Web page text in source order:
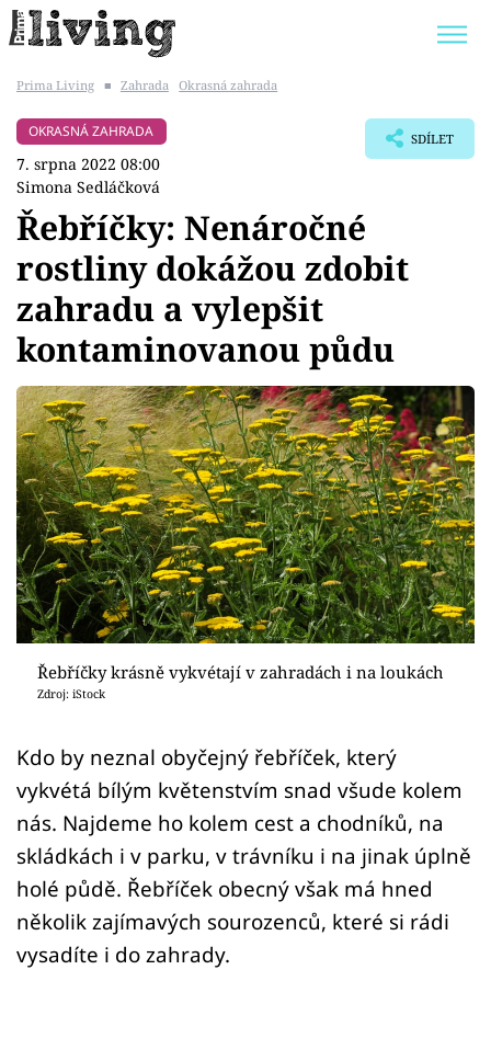
BYDLENÍ SLAVNÝCH
Témata
Bydlení
Zahrada
Design
Sledujte prima+
Přihlášení
Sledujte nás
Prima Living ■ Zahrada Okrasná zahrada
OKRASNÁ ZAHRADA
7. srpna 2022 08:00
Simona Sedláčková
SDÍLET
Řebříčky: Nenáročné
rostliny dokážou zdobit
zahradu a vylepšit
kontaminovanou půdu
Řebříčky krásně vykvétají v zahradách i na loukách
Zdroj: iStock
Kdo by neznal obyčejný řebříček, který
vykvétá bílým květenstvím snad všude kolem
nás. Najdeme ho kolem cest a chodníků, na
skládkách i v parku, v trávníku i na jinak úplně
holé půdě. Řebříček obecný však má hned
několik zajímavých sourozenců, které si rádi
vysadíte i do zahrady.